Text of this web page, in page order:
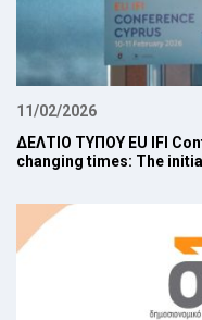
11/02/2026
ΔΕΛΤΙΟ ΤΥΠΟΥ EU IFI
changing times: The